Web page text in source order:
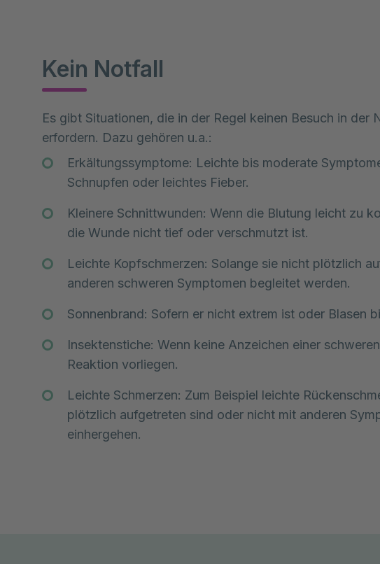
Kein Notfall
Es gibt Situationen, die in der Regel keinen Besuch in der
erfordern. Dazu gehören u.a.:
Erkältungssymptome: Leichte bis moderate
Schnupfen oder leichtes Fieber.
Kleinere Schnittwunden: Wenn die Blutung leicht zu
die Wunde nicht tief oder verschmutzt ist.
Leichte Kopfschmerzen: Solange sie nicht plötzlich
anderen schweren Symptomen begleitet werden.
Sonnenbrand: Sofern er nicht extrem ist oder Blasen
Insektenstiche: Wenn keine Anzeichen einer
Reaktion vorliegen.
Leichte Schmerzen: Zum Beispiel leichte
plötzlich aufgetreten sind oder nicht mit anderen
einhergehen.